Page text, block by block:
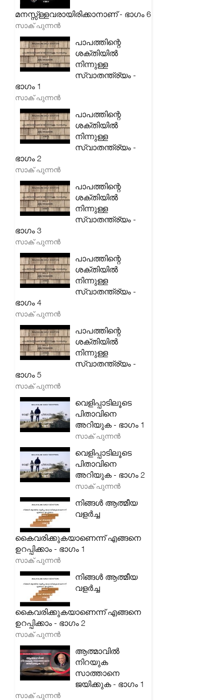
മനസ്സ്ള്ളവരായിരിക്കാനാണ് - ഭാഗം 6
സാക് പുന്നൻ
പാപത്തിന്റെ
ശക്തിയിൽ
നിന്നുള്ള
സ്വാതന്ത്ര്യം -
ഭാഗം 1
സാക് പുന്നൻ
പാപത്തിന്റെ
ശക്തിയിൽ
നിന്നുള്ള
സ്വാതന്ത്ര്യം -
ഭാഗം 2
സാക് പുന്നൻ
പാപത്തിന്റെ
ശക്തിയിൽ
നിന്നുള്ള
സ്വാതന്ത്ര്യം -
ഭാഗം 3
സാക് പുന്നൻ
പാപത്തിന്റെ
ശക്തിയിൽ
നിന്നുള്ള
സ്വാതന്ത്ര്യം -
ഭാഗം 4
സാക് പുന്നൻ
പാപത്തിന്റെ
ശക്തിയിൽ
നിന്നുള്ള
സ്വാതന്ത്ര്യം -
ഭാഗം 5
സാക് പുന്നൻ
വെളിപ്പാടിലൂടെ
പിതാവിനെ
അറിയുക - ഭാഗം 1
സാക് പുന്നൻ
വെളിപ്പാടിലൂടെ
പിതാവിനെ
അറിയുക - ഭാഗം 2
സാക് പുന്നൻ
നിങ്ങൾ ആത്മീയ
വളർച്ച
കൈവരിക്കുകയാണെന്ന് എങ്ങനെ
ഉറപ്പിക്കാം - ഭാഗം 1
സാക് പുന്നൻ
നിങ്ങൾ ആത്മീയ
വളർച്ച
കൈവരിക്കുകയാണെന്ന് എങ്ങനെ
ഉറപ്പിക്കാം - ഭാഗം 2
സാക് പുന്നൻ
ആത്മാവിൽ
നിറയുക
സാത്താനെ
ജയിക്കുക - ഭാഗം 1
സാക് പുന്നൻ